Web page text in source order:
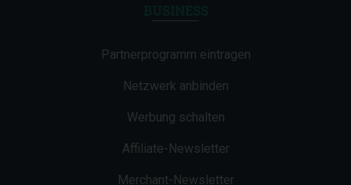
Partnerprogramm eintragen
Netzwerk anbinden
Werbung schalten
Affiliate-Newsletter
Merchant-Newsletter